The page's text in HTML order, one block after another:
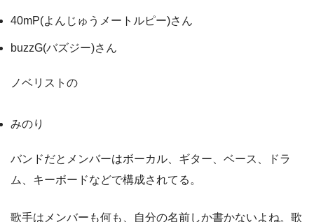
40mP(よんじゅうメートルピー)さん
buzzG(バズジー)さん
ノベリストの
みのり
バンドだとメンバーはボーカル、ギター、ベース、ドラ
ム、キーボードなどで構成されてる。
歌手はメンバーも何も、自分の名前しか書かないよね。歌